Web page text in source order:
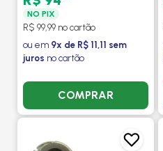
NO PIX
R$ 99,99 no cartão
ou em 9x de R$ 11,11 sem
juros no cartão
COMPRAR